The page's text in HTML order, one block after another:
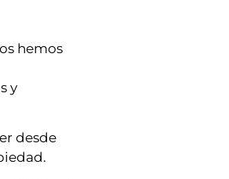
hemos
y
desde